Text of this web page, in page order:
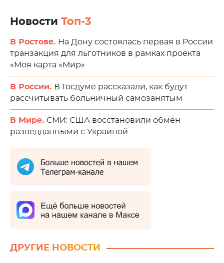
Новости Топ-3
В Ростове. На Дону состоялась первая в России
транзакция для льготников в рамках проекта
«Моя карта «Мир»
В России. В Госдуме рассказали, как будут
рассчитывать больничный самозанятым
В Мире. СМИ: США восстановили обмен
разведданными с Украиной
ДРУГИЕ НОВОСТИ